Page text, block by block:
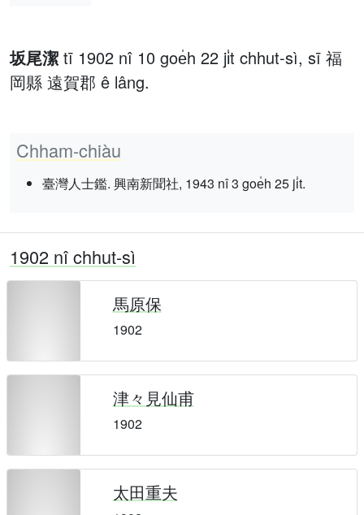
坂尾潔 tī 1902 nî 10 goe̍h 22 ji̍t chhut-sì, sī 福
岡縣 遠賀郡 ê lâng.
Chham-chiàu
臺灣人士鑑. 興南新聞社, 1943 nî 3 goe̍h 25 ji̍t.
1902 nî chhut-sì
馬原保
1902
津々見仙甫
1902
太田重夫